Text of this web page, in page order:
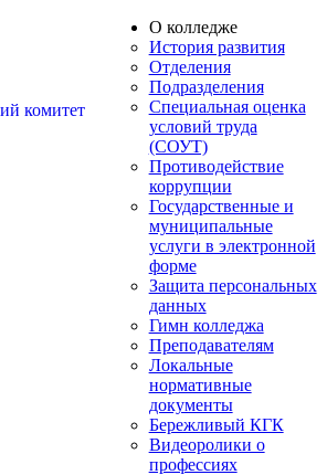
О колледже
История развития
Отделения
Подразделения
Специальная оценка
условий труда
(СОУТ)
Противодействие
коррупции
Государственные и
муниципальные
услуги в электронной
форме
Защита персональных
данных
Гимн колледжа
Преподавателям
Локальные
нормативные
документы
Бережливый КГК
Видеоролики о
профессиях